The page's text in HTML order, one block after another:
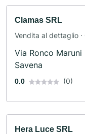
Clamas SRL
Vendita al dettaglio ·
Via Ronco
Savena
0.0 (0)
Hera Luce SRL